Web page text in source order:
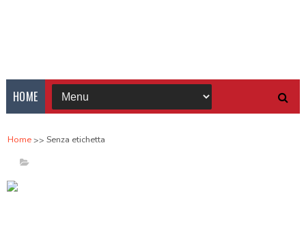
HOME
Home Senza etichetta